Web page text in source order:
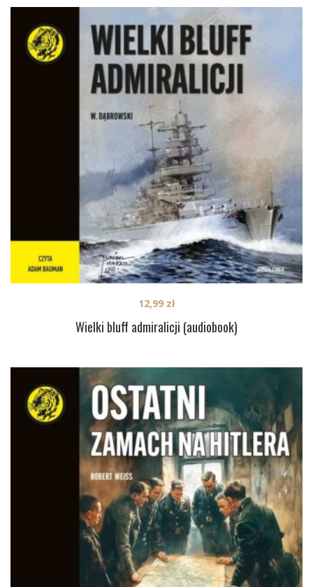
Wielki bluff admiralicji (audiobook)
12,99 zł